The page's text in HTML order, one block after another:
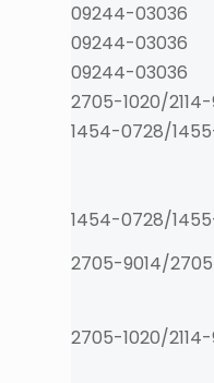
09244-03036
09244-03036
09244-03036
2705-1020/
1454-0728/
1454-0728/
2705-9014/
2705-1020/